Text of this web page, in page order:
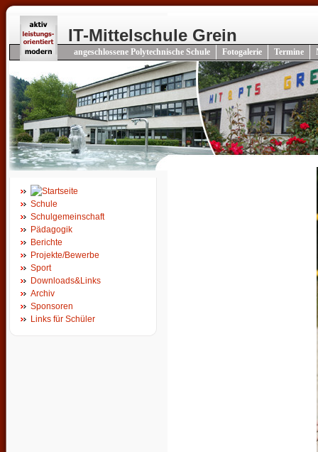
IT-Mittelschule Grein
angeschlossene Polytechnische Schule Fotogalerie Termine
Schule
Schulgemeinschaft
Pädagogik
Berichte
Projekte/Bewerbe
Sport
Downloads&Links
Archiv
Sponsoren
Links für Schüler